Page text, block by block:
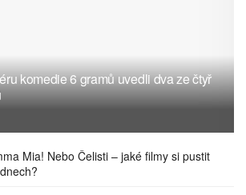
komedie 6 gramů uvedli dva ze čtyř
Mia! Nebo Čelisti – jaké filmy si pustit